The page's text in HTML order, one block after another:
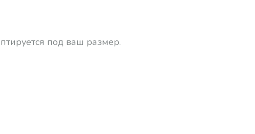
под ваш размер.